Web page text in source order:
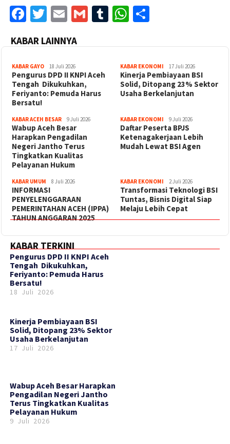
Facebook
Twitter
EmailGmailTumblrWhatsApp
KABAR LAINNYA
KABAR GAYO 18 Juli 2026
‎Pengurus DPD II KNPI Aceh
Tengah Dikukuhkan,
Feriyanto: Pemuda Harus
Bersatu!
KABAR EKONOMI 17 Juli 2026
Kinerja Pembiayaan BSI
Solid, Ditopang 23% Sektor
Usaha Berkelanjutan
KABAR ACEH BESAR 9 Juli 2026
Wabup Aceh Besar
Harapkan Pengadilan
Negeri Jantho Terus
Tingkatkan Kualitas
Pelayanan Hukum
KABAR EKONOMI 9 Juli 2026
Daftar Peserta BPJS
Ketenagakerjaan Lebih
Mudah Lewat BSI Agen
KABAR UMUM 8 Juli 2026
INFORMASI
PENYELENGGARAAN
PEMERINTAHAN ACEH (IPPA)
TAHUN ANGGARAN 2025
KABAR EKONOMI 2 Juli 2026
Transformasi Teknologi BSI
Tuntas, Bisnis Digital Siap
Melaju Lebih Cepat
KABAR TERKINI
‎Pengurus DPD II KNPI Aceh
Tengah Dikukuhkan,
Feriyanto: Pemuda Harus
Bersatu!
18 Juli 2026
Kinerja Pembiayaan BSI
Solid, Ditopang 23% Sektor
Usaha Berkelanjutan
17 Juli 2026
Wabup Aceh Besar Harapkan
Pengadilan Negeri Jantho
Terus Tingkatkan Kualitas
Pelayanan Hukum
9 Juli 2026